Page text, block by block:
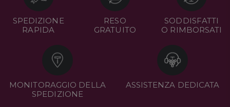
SPEDIZIONE
RAPIDA
RESO
GRATUITO
SODDISFATTI
O RIMBORSATI
MONITORAGGIO DELLA
SPEDIZIONE
ASSISTENZA DEDICATA